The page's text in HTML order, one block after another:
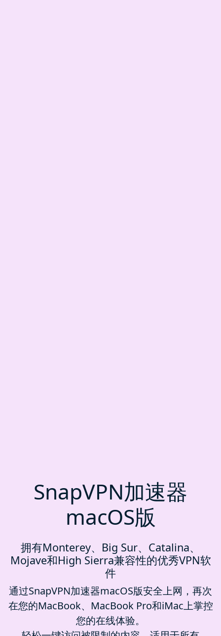
SnapVPN加速器
macOS版
拥有Monterey、Big Sur、Catalina、
Mojave和High Sierra兼容性的优秀VPN软
件
通过SnapVPN加速器macOS版安全上网，再次
在您的MacBook、MacBook Pro和iMac上掌控
您的在线体验。